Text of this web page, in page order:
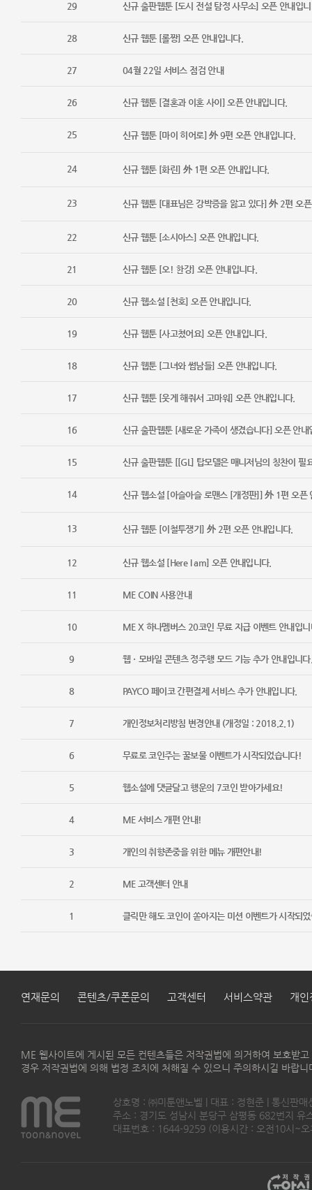
29 신규 출판웹툰 [도시 전설 탐정 사무소] 오픈 안내입
28 신규 웹툰 [롤짱] 오픈 안내입니다.
27 04월 22일 서비스 점검 안내
26 신규 웹툰 [결혼과 이혼 사이] 오픈 안내입니다.
25 신규 웹툰 [마이 히어로] 外 9편 오픈 안내입니다.
24 신규 웹툰 [화린] 外 1편 오픈 안내입니다.
23 신규 웹툰 [대표님은 강박증을 앓고 있다] 外 2편 오
22 신규 웹툰 [소시아스] 오픈 안내입니다.
21 신규 웹툰 [오! 한강] 오픈 안내입니다.
20 신규 웹소설 [천호] 오픈 안내입니다.
19 신규 웹툰 [사고쳤어요] 오픈 안내입니다.
18 신규 웹툰 [그녀와 썸남들] 오픈 안내입니다.
17 신규 웹툰 [웃게 해줘서 고마워] 오픈 안내입니다.
16 신규 출판웹툰 [새로운 가족이 생겼습니다] 오픈 안내
15 신규 출판웹툰 [[GL] 탑모델은 매니저님의 칭찬이 필
14 신규 웹소설 [아슬아슬 로맨스 [개정판]] 外 1편 오픈
13 신규 웹툰 [이철투쟁기] 外 2편 오픈 안내입니다.
12 신규 웹소설 [Here I am] 오픈 안내입니다.
11 ME COIN 사용안내
10 ME X 하나멤버스 20코인 무료 지급 이벤트 안내입니
9 웹ㆍ모바일 콘텐츠 정주행 모드 기능 추가 안내입니
8 PAYCO 페이코 간편결제 서비스 추가 안내입니다.
7 개인정보처리방침 변경안내 (개정일 : 2018.2.1)
6 무료로 코인주는 꿀보물 이벤트가 시작되었습니다!
5 웹소설에 댓글달고 행운의 7코인 받아가세요!
4 ME 서비스 개편 안내!
3 개인의 취향존중을 위한 메뉴 개편안내!
2 ME 고객센터 안내
1 클릭만 해도 코인이 쏟아지는 미션 이벤트가 시작되
연재문의 콘텐츠/쿠폰문의 고객센터 서비스약관 개인
ME 웹사이트에 게시된 모든 컨텐츠들은 저작권법에 의거하여 보호받
경우 저작권법에 의해 법정 조치에 처해질 수 있으니 주의하시길 바랍니
상호명 : ㈜미툰앤노벨 | 대표 : 정현준 | 통신판
주소 : 경기도 성남시 분당구 삼평동 682번지
대표번호 : 1644-9259 (이용시간 : 오전10시~